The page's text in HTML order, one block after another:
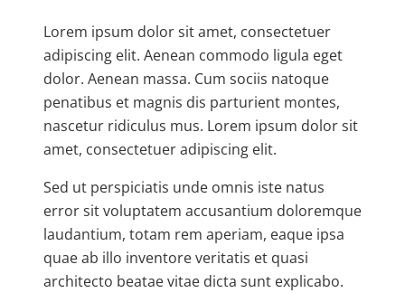
Lorem ipsum dolor sit amet, consectetuer
adipiscing elit. Aenean commodo ligula eget
dolor. Aenean massa. Cum sociis natoque
penatibus et magnis dis parturient montes,
nascetur ridiculus mus. Lorem ipsum dolor sit
amet, consectetuer adipiscing elit.
Sed ut perspiciatis unde omnis iste natus
error sit voluptatem accusantium doloremque
laudantium, totam rem aperiam, eaque ipsa
quae ab illo inventore veritatis et quasi
architecto beatae vitae dicta sunt explicabo.